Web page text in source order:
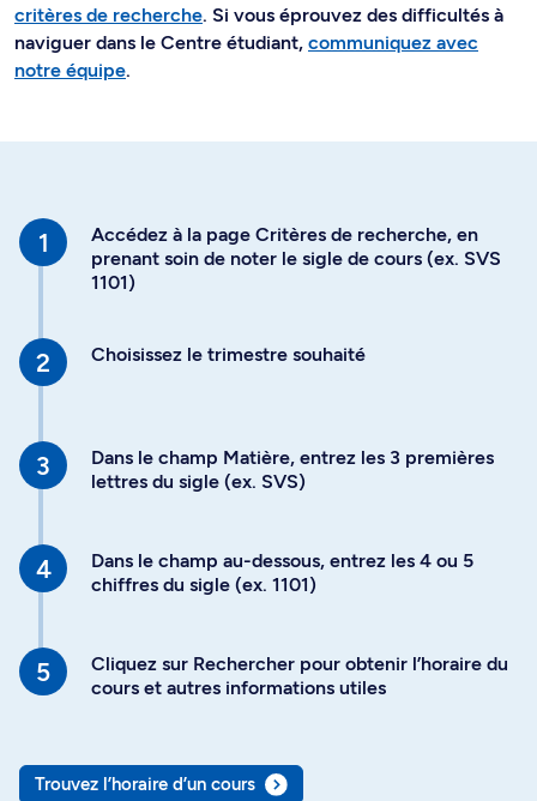
critères de recherche. Si vous éprouvez des difficultés à
naviguer dans le Centre étudiant, communiquez avec
notre équipe.
Accédez à la page Critères de recherche, en
prenant soin de noter le sigle de cours (ex. SVS
1101)
Choisissez le trimestre souhaité
Dans le champ Matière, entrez les 3 premières
lettres du sigle (ex. SVS)
Dans le champ au-dessous, entrez les 4 ou 5
chiffres du sigle (ex. 1101)
Cliquez sur Rechercher pour obtenir l’horaire du
cours et autres informations utiles
Trouvez l’horaire d’un cours